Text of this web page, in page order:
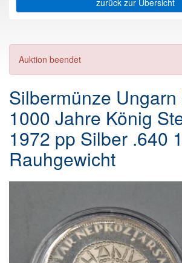
zurück zur Übersicht
Auktion beendet
Silbermünze
1000 Jahre König
1972 pp Silber .640
Rauhgewicht